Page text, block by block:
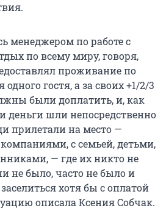
менеджером по работе с
по всему миру, говоря,
проживание по
гостя, а за своих +1/2/3
были доплатить, и, как
деньги шли непосредственно
прилетали на место —
с семьей, детьми,
— где их никто не
не было, часто не было и
хотя бы с оплатой
описала Ксения Собчак.